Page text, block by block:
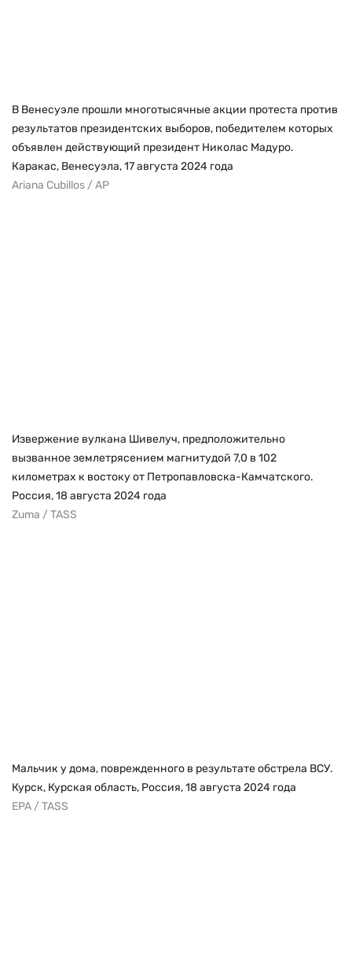
В Венесуэле прошли многотысячные акции протеста против
результатов президентских выборов, победителем которых
объявлен действующий президент Николас Мадуро.
Каракас, Венесуэла, 17 августа 2024 года
Ariana Cubillos / AP
Извержение вулкана Шивелуч, предположительно
вызванное землетрясением магнитудой 7,0 в 102
километрах к востоку от Петропавловска-Камчатского.
Россия, 18 августа 2024 года
Zuma / TASS
Мальчик у дома, поврежденного в результате обстрела ВСУ.
Курск, Курская область, Россия, 18 августа 2024 года
EPA / TASS